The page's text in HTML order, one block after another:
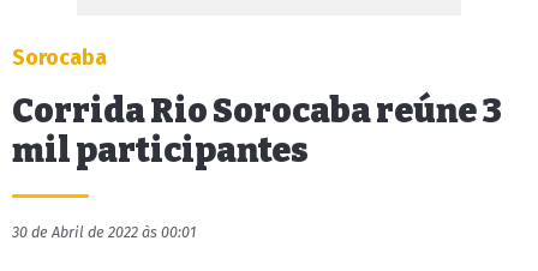
Sorocaba
Corrida Rio Sorocaba reúne 3
mil participantes
30 de Abril de 2022 às 00:01